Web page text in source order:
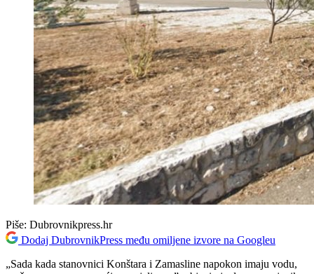
Piše: Dubrovnikpress.hr
Dodaj DubrovnikPress među omiljene izvore na Googleu
„Sada kada stanovnici Konštara i Zamasline napokon imaju vodu,